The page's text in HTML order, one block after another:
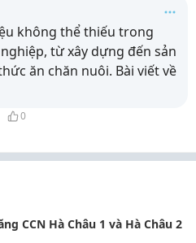
không thể thiếu trong
từ xây dựng đến sản
ăn chăn nuôi. Bài viết về
0
CCN Hà Châu 1 và Hà Châu 2